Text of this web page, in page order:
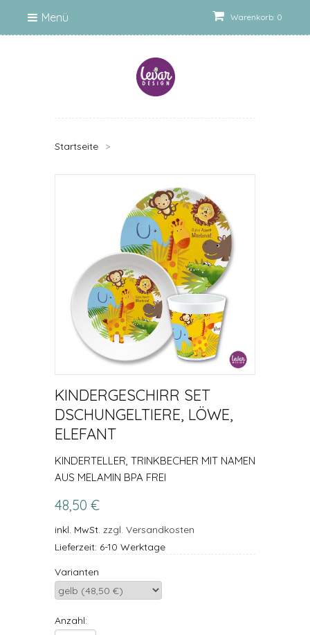
Warenkorb: 0
Menü
Startseite >
KINDERGESCHIRR SET
DSCHUNGELTIERE, LÖWE,
ELEFANT
KINDERTELLER, TRINKBECHER MIT NAMEN
AUS MELAMIN BPA FREI
48,50 €
inkl. MwSt. zzgl. Versandkosten
Lieferzeit: 6-10 Werktage
Varianten
Anzahl: